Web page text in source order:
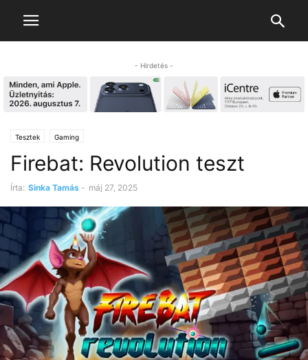
- Hirdetés -
Tesztek Gaming
Firebat: Revolution teszt
Írta: Sinka Tamás - máj 27, 2025